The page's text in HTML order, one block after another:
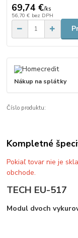
69,74 €/ks
56,70 € bez DPH
Nákup na splátky
Číslo produktu:
Kompletné
Pokiaľ tovar nie je
obchode.
TECH EU-517
Modul dvoch